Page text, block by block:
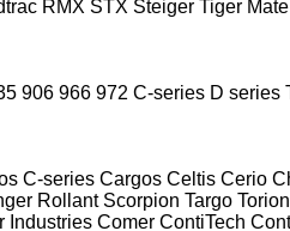
RMX STX Steiger Tiger Mate
906 966 972 C-series D series
C-series Cargos Celtis Cerio
Rollant Scorpion Targo Torion
Industries Comer ContiTech